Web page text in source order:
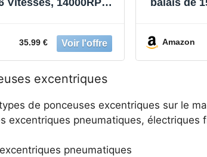
Vitesses, 14000RPM,
Surfaces en Bois et
35.99 €
balais de
vitesses
papier de
Amazon
excentriques
de ponceuses excentriques sur le
excentriques pneumatiques, électriques
pneumatiques